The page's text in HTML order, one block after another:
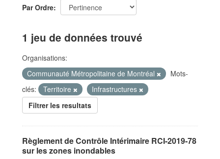
Par Ordre
1 jeu de données trouvé
Organisations:
Communauté Métropolitaine de Montréal
Mots-
clés:
Territoire
Infrastructures
Filtrer les resultats
Règlement de Contrôle Intérimaire RCI-2019-78
sur les zones inondables